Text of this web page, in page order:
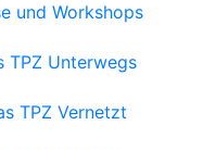
und Workshops
TPZ Unterwegs
TPZ Vernetzt